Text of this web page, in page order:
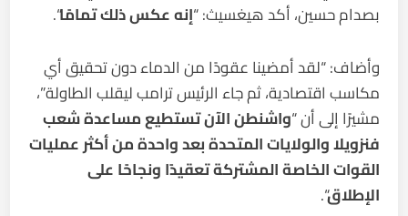
بصدام حسين، أكد هيغسيث: “إنه عكس ذلك تمامًا“.
وأضاف: “لقد أمضينا عقودًا من الدماء دون تحقيق أي
مكاسب اقتصادية، ثم جاء الرئيس ترامب ليقلب الطاولة”،
مشيرًا إلى أن “واشنطن الآن تستطيع مساعدة شعب
فنزويلا والولايات المتحدة بعد واحدة من أكثر عمليات
القوات الخاصة المشتركة تعقيدًا ونجاحًا على
الإطلاق“.